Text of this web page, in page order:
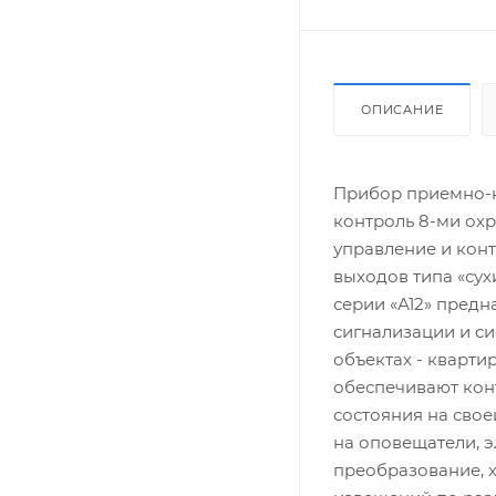
ОПИСАНИЕ
Прибор приемно-
контроль 8-ми
управление и
выходов типа
серии «А12»
сигнализации и
объектах -
обеспечивают
состояния на
на оповещатели,
преобразование,